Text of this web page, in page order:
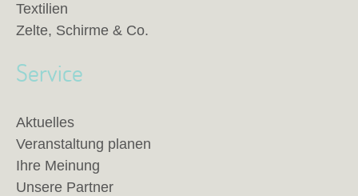
Textilien
Zelte, Schirme & Co.
Service
Aktuelles
Veranstaltung planen
Ihre Meinung
Unsere Partner